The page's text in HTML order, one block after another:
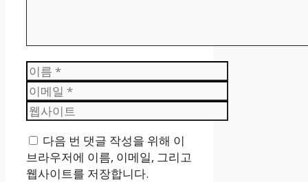
이
름
이
메
일
웹
사
이
트
다음 번 댓글 작성을 위해 이
브라우저에 이름, 이메일, 그리고
웹사이트를 저장합니다.